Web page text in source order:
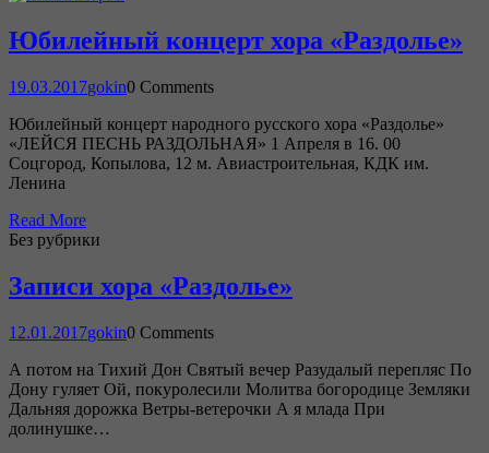
Юбилейный концерт хора «Раздолье»
19.03.2017gokin0 Comments
Юбилейный концерт народного русского хора «Раздолье»
«ЛЕЙСЯ ПЕСНЬ РАЗДОЛЬНАЯ» 1 Апреля в 16. 00
Соцгород, Копылова, 12 м. Авиастроительная, КДК им.
Ленина
Read More
Без рубрики
Записи хора «Раздолье»
12.01.2017gokin0 Comments
А потом на Тихий Дон Святый вечер Разудалый перепляс По
Дону гуляет Ой, покуролесили Молитва богородице Земляки
Дальняя дорожка Ветры-ветерочки А я млада При
долинушке…